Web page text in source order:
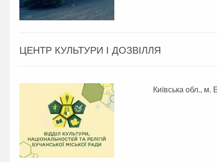
ЦЕНТР КУЛЬТУРИ І ДОЗВІЛЛЯ
Київська обл., м.